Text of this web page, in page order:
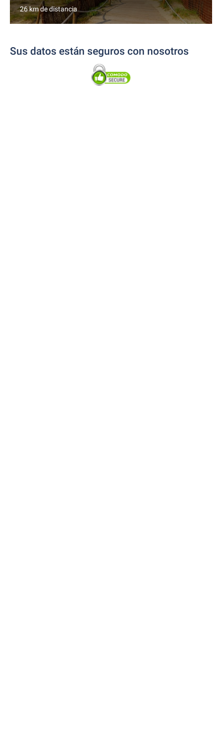
26 km de distancia
Sus datos están seguros con nosotros